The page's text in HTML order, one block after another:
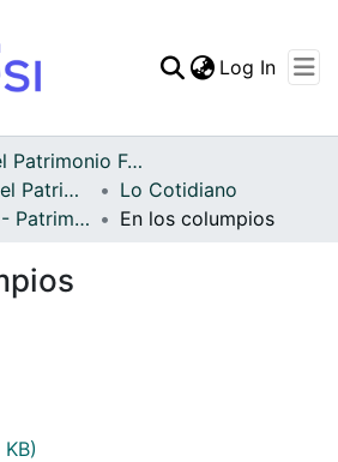
Statistics
Log In
Archivo del Patrimonio Fotográfico y Fílmico del Valle del Cauca
Fondo Archivo del Patrimonio Fotográfico y Fílmico del Valle del Cauca
Lo Cotidiano
APFFVC - Moda - Patrimonial
En los columpios